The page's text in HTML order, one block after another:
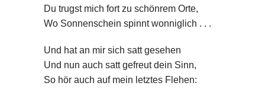
Du trugst mich fort zu schönrem Orte,
Wo Sonnenschein spinnt wonniglich . . .
Und hat an mir sich satt gesehen
Und nun auch satt gefreut dein Sinn,
So hör auch auf mein letztes Flehen: